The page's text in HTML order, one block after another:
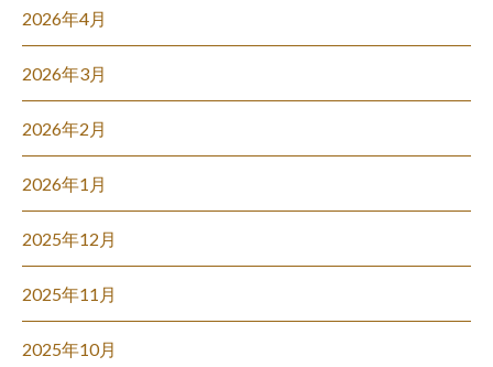
2026年4月
2026年3月
2026年2月
2026年1月
2025年12月
2025年11月
2025年10月